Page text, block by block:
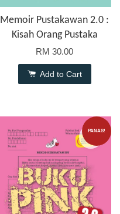
Memoir Pustakawan 2.0 :
Kisah Orang Pustaka
RM 30.00
Add to Cart
PANAS!